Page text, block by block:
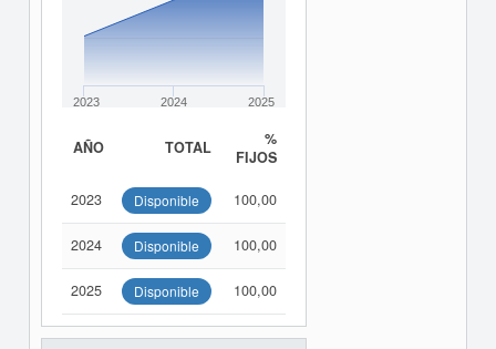
2023 2024 2025
AÑO TOTAL
%
FIJOS
2023 Disponible 100,00
2024 Disponible 100,00
2025 Disponible 100,00